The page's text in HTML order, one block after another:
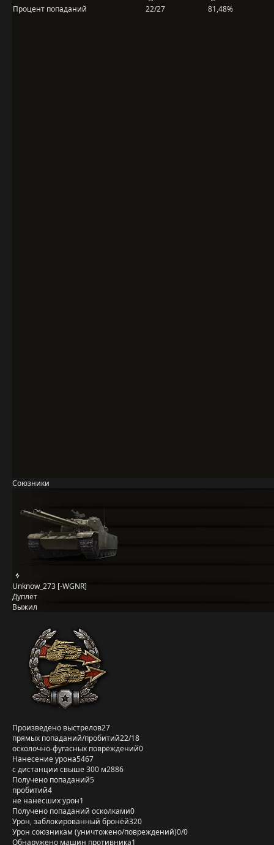
Процент попаданий
22/27 81,48%
Союзники
Unknow_273 [-WGNR]
Дуплет
Выжил
Произведено выстрелов27
прямых попаданий/пробитий22/18
осколочно-фугасных повреждений0
Нанесение урона5467
с дистанции свыше 300 м2886
Получено попаданий5
пробитий4
не нанёсших урон1
Получено попаданий осколками0
Урон, заблокированный бронёй320
Урон союзникам (уничтожено/повреждений)0/0
Обнаружено машин противника1